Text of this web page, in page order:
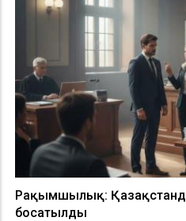
Рақымшылық:
босатылды